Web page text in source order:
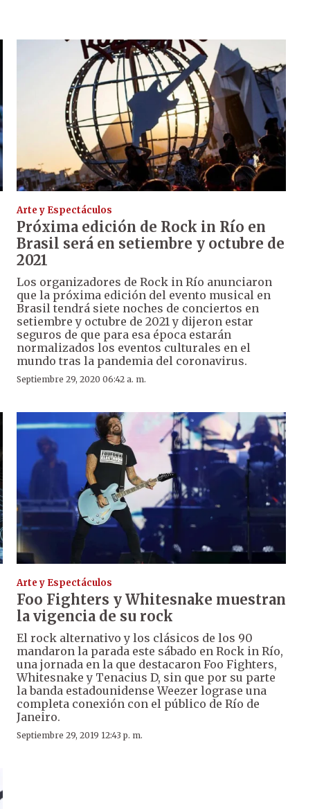
Arte y Espectáculos
Próxima edición de Rock in Río en
Brasil será en setiembre y octubre de
2021
Los organizadores de Rock in Río anunciaron
que la próxima edición del evento musical en
Brasil tendrá siete noches de conciertos en
setiembre y octubre de 2021 y dijeron estar
seguros de que para esa época estarán
normalizados los eventos culturales en el
mundo tras la pandemia del coronavirus.
Septiembre 29, 2020 06:42 a. m.
Arte y Espectáculos
Foo Fighters y Whitesnake muestran
la vigencia de su rock
El rock alternativo y los clásicos de los 90
mandaron la parada este sábado en Rock in Río,
una jornada en la que destacaron Foo Fighters,
Whitesnake y Tenacius D, sin que por su parte
la banda estadounidense Weezer lograse una
completa conexión con el público de Río de
Janeiro.
Septiembre 29, 2019 12:43 p. m.